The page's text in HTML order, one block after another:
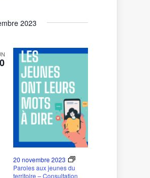
vues
2023
20 novembre 2023
Paroles aux jeunes du
territoire – Consultation